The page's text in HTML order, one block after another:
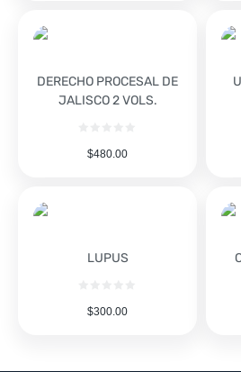
DERECHO PROCESAL DE
JALISCO 2 VOLS.
$480.00
LUPUS
$300.00